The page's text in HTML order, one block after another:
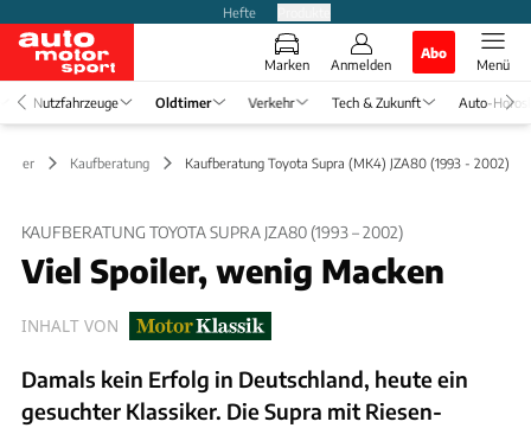
Hefte
Marken Anmelden
Abo
Menü
Nutzfahrzeuge Oldtimer Verkehr Tech & Zukunft Auto-
Kaufberatung Kaufberatung Toyota Supra (MK4) JZA80 (1993 - 2002)
KAUFBERATUNG TOYOTA SUPRA JZA80 (1993 – 2002)
Viel Spoiler, wenig Macken
INHALT VON
Damals kein Erfolg in Deutschland, heute ein
gesuchter Klassiker. Die Supra mit Riesen-